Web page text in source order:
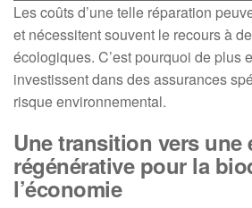
Les coûts d’une telle réparation
et nécessitent souvent le recours à
écologiques. C’est pourquoi de plus
investissent dans des assurances
risque environnemental.
Une transition vers une
régénérative pour la
l’économie